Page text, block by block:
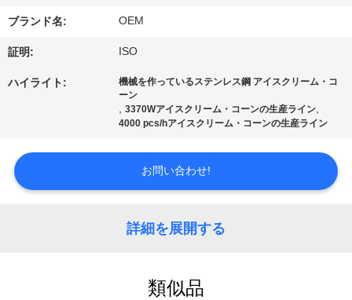
つ
い
て
場
旅
ブランド名: OEM
証明: ISO
ハイライト:
機械を作っているステンレス鋼 アイスクリーム・コ
ーン
,3370Wアイスクリーム・コーンの生産ライン,
4000 pcs/hアイスクリーム・コーンの生産ライン
お問い合わせ!
詳細を展開する
類似品